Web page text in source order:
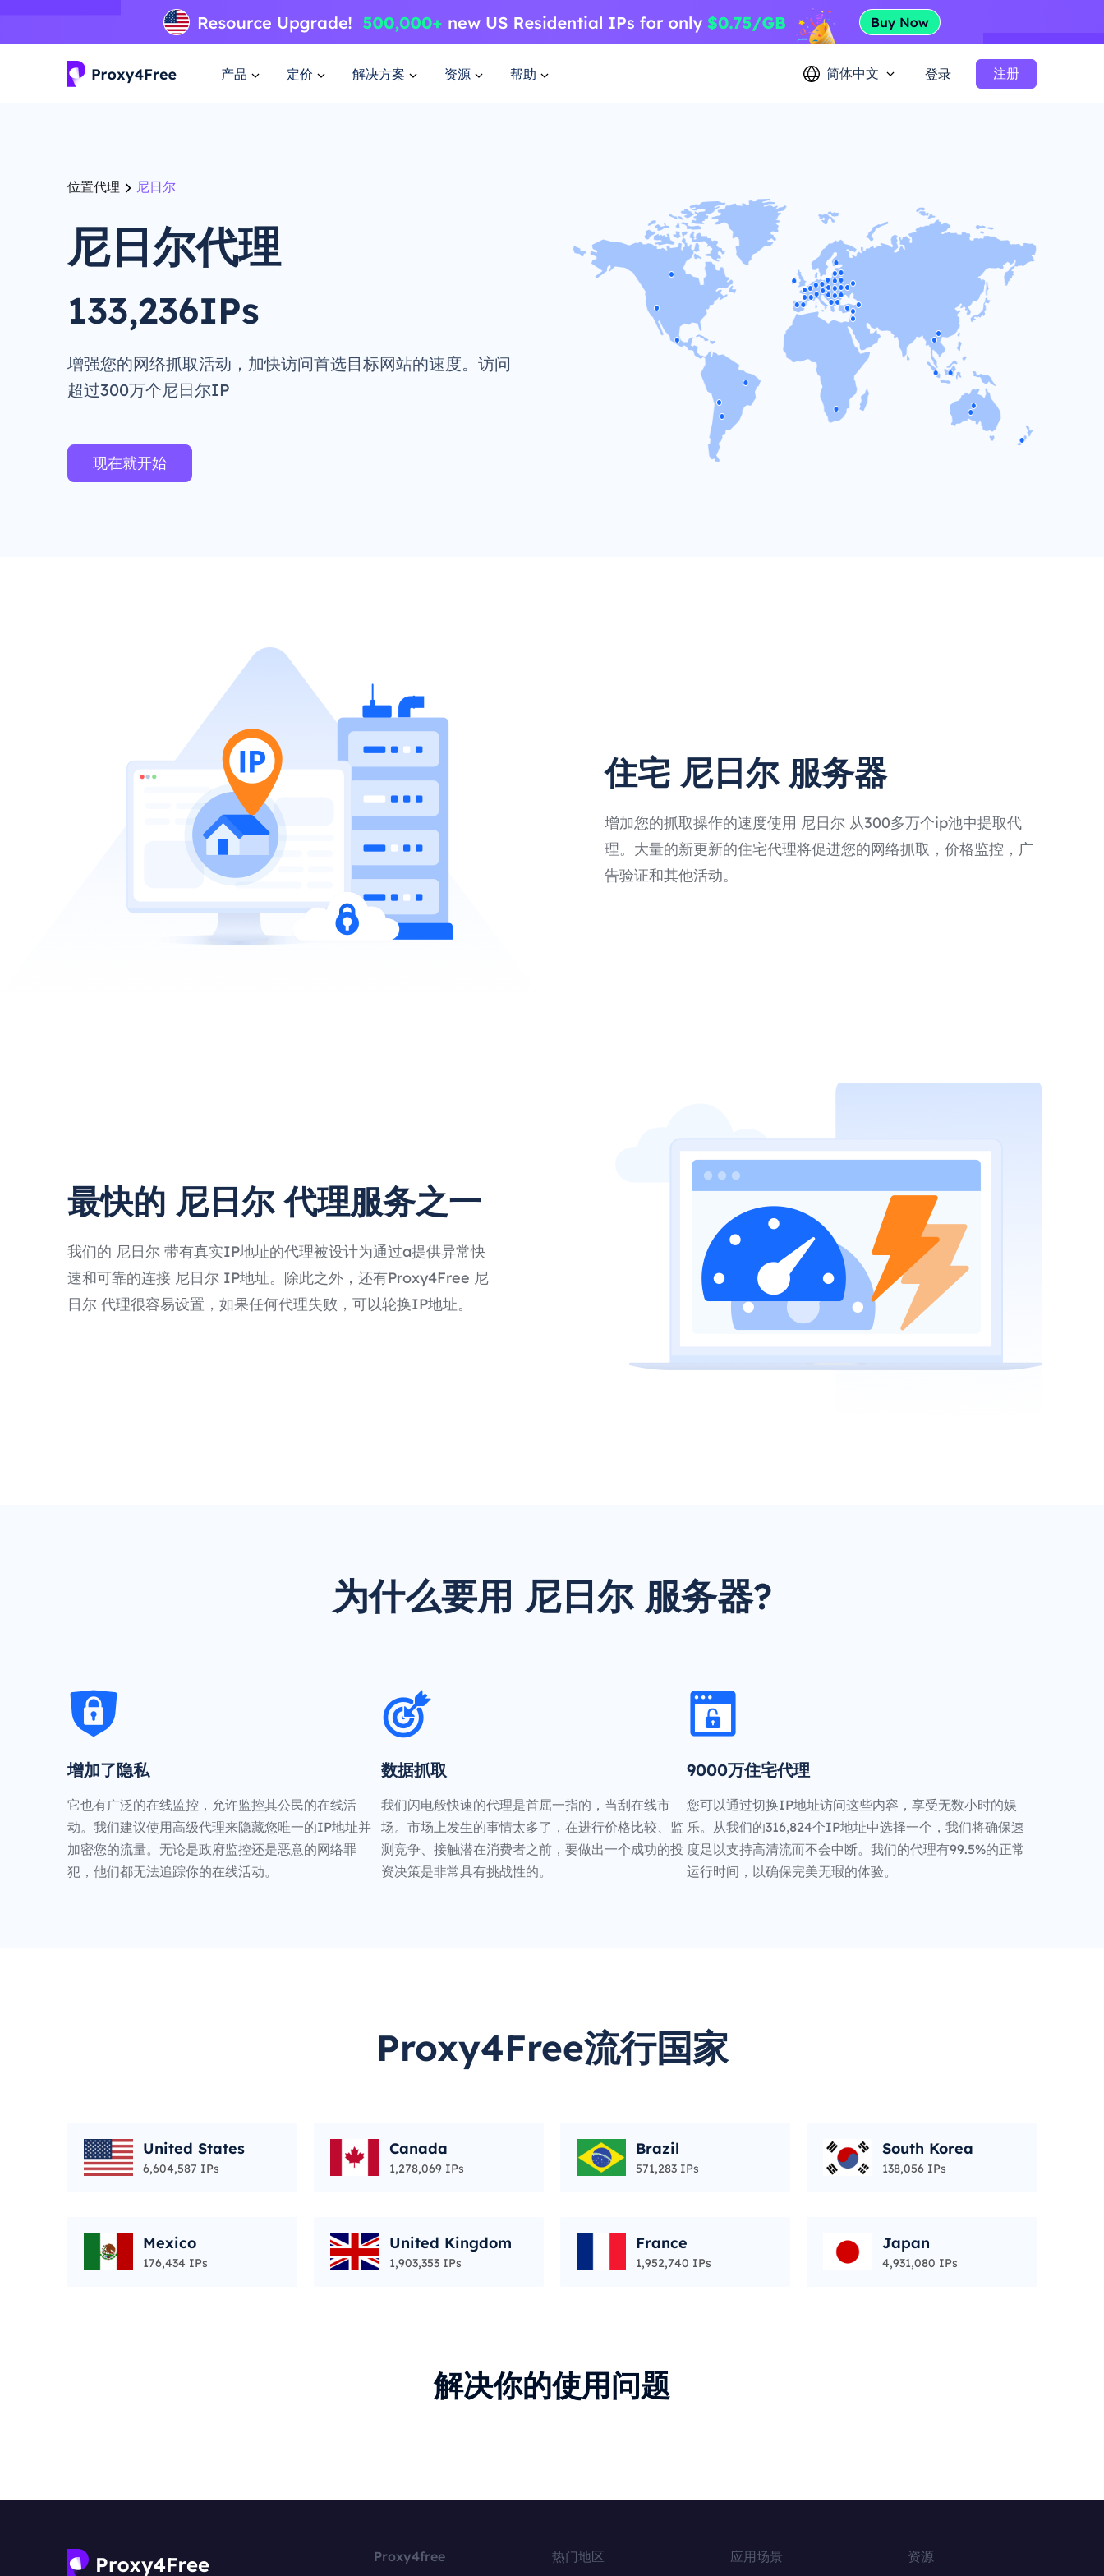
产品 定价 解决方案 资源 帮助 简体中文 登录 注册
位置代理 尼日尔
尼日尔代理
133,236IPs
增强您的网络抓取活动，加快访问首选目标网站的速度。访问
超过300万个尼日尔IP
现在就开始
住宅 尼日尔 服务器
增加您的抓取操作的速度使用 尼日尔 从300多万个ip池中提取代
理。大量的新更新的住宅代理将促进您的网络抓取，价格监控，广
告验证和其他活动。
最快的 尼日尔 代理服务之一
我们的 尼日尔 带有真实IP地址的代理被设计为通过a提供异常快
速和可靠的连接 尼日尔 IP地址。除此之外，还有Proxy4Free 尼
日尔 代理很容易设置，如果任何代理失败，可以轮换IP地址。
为什么要用 尼日尔 服务器?
增加了隐私
它也有广泛的在线监控，允许监控其公民的在线活
动。我们建议使用高级代理来隐藏您唯一的IP地址并
加密您的流量。无论是政府监控还是恶意的网络罪
犯，他们都无法追踪你的在线活动。
数据抓取
我们闪电般快速的代理是首屈一指的，当刮在线市
场。市场上发生的事情太多了，在进行价格比较、监
测竞争、接触潜在消费者之前，要做出一个成功的投
资决策是非常具有挑战性的。
9000万住宅代理
您可以通过切换IP地址访问这些内容，享受无数小时的娱
乐。从我们的316,824个IP地址中选择一个，我们将确保速
度足以支持高清流而不会中断。我们的代理有99.5%的正常
运行时间，以确保完美无瑕的体验。
Proxy4Free流行国家
United States
6,604,587 IPs
Canada
1,278,069 IPs
Brazil
571,283 IPs
South Korea
138,056 IPs
Mexico
176,434 IPs
United Kingdom
1,903,353 IPs
France
1,952,740 IPs
Japan
4,931,080 IPs
解决你的使用问题
Proxy4free 热门地区 应用场景 资源